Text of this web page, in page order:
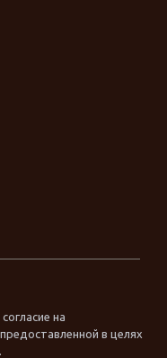
на
в целях